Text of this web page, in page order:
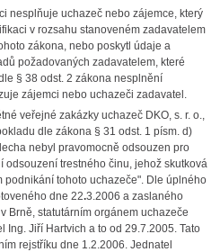
nesplňuje uchazeč nebo zájemce, který
v rozsahu stanoveném zadavatelem
zákona, nebo poskytl údaje a
požadovaných zadavatelem, které
§ 38 odst. 2 zákona nesplnění
zájemci nebo uchazeči zadavatel.
veřejné zakázky uchazeč DKO, s. r. o.,
dle zákona § 31 odst. 1 písm. d)
nebyl pravomocně odsouzen pro
odsouzení trestného činu, jehož skutková
podnikání tohoto uchazeče". Dle úplného
dne 22.3.2006 a zaslaného
Brně, statutárním orgánem uchazeče
Ing. Jiří Hartvich a to od 29.7.2005. Tato
rejstříku dne 1.2.2006. Jednatel